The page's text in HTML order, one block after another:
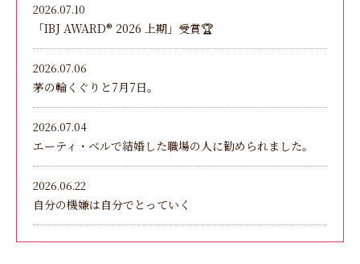
2026.07.10
「IBJ AWARD®︎ 2026 上期」受賞🏆
2026.07.06
茅の輪くぐりと7月7日。
2026.07.04
エーティ・ベルで結婚した職場の人に勧められました。
2026.06.22
自分の機嫌は自分でとっていく